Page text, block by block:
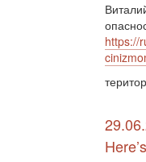
https://